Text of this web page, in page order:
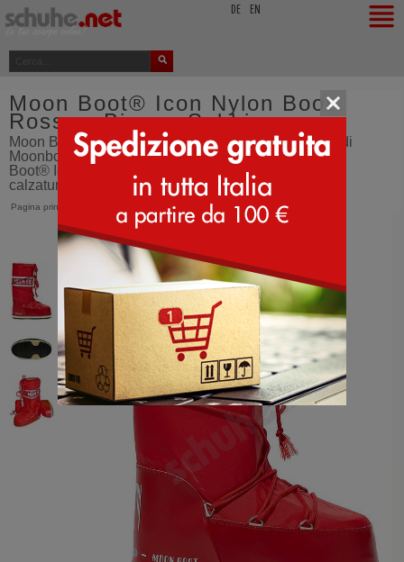
DE EN
Moon Boot® Icon Nylon Boot
Rosso - Bianco Sabbia
Moon Boot ® Icon Nylon Stivale originale. La scelta di
Moonboot più vasta del mondo! - Moonboots - Moon
Boot® Icon Nylon Boot - Rosso - Bianco Sabbia -
calzature - ordina dall'Italia - SCHUHE.net
Pagina principale Icon Nylon Boot Rosso (Bianco Sabbia)